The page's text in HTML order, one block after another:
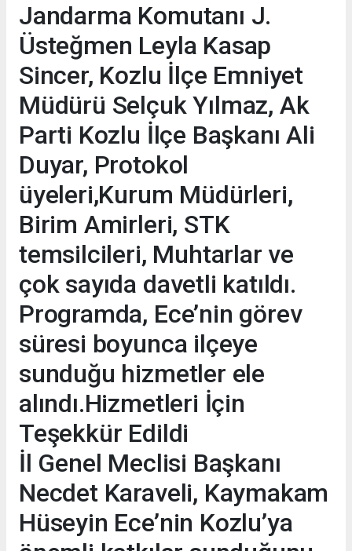
Jandarma Komutanı J.
Üsteğmen Leyla Kasap
Sincer, Kozlu İlçe Emniyet
Müdürü Selçuk Yılmaz, Ak
Parti Kozlu İlçe Başkanı Ali
Duyar, Protokol
üyeleri,Kurum Müdürleri,
Birim Amirleri, STK
temsilcileri, Muhtarlar ve
çok sayıda davetli katıldı.
Programda, Ece’nin görev
süresi boyunca ilçeye
sunduğu hizmetler ele
alındı.Hizmetleri İçin
Teşekkür Edildi
İl Genel Meclisi Başkanı
Necdet Karaveli, Kaymakam
Hüseyin Ece’nin Kozlu’ya